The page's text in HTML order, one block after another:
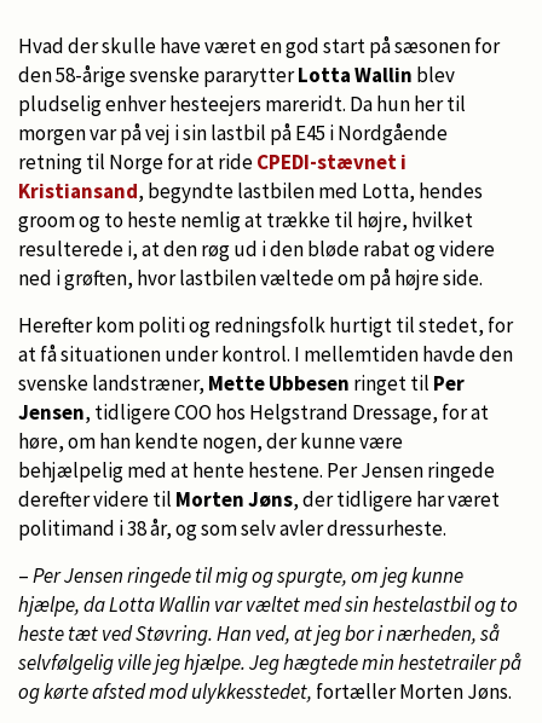
Hvad der skulle have været en god start på sæsonen for
den 58-årige svenske pararytterLotta Wallin blev
pludselig enhver hesteejers mareridt. Da hun her til
morgen var på vej i sin lastbil på E45 i Nordgående
retning til Norge for at rideCPEDI-stævnet i
Kristiansand, begyndte lastbilen med Lotta, hendes
groom og to heste nemlig at trække til højre, hvilket
resulterede i, at den røg ud i den bløde rabat og videre
ned i grøften, hvor lastbilen væltede om på højre side.
Herefter kom politi og redningsfolk hurtigt til stedet, for
at få situationen under kontrol. I mellemtiden havde den
svenske landstræner, Mette Ubbesen ringet til Per
Jensen, tidligere COO hos Helgstrand Dressage, for at
høre, om han kendte nogen, der kunne være
behjælpelig med at hente hestene. Per Jensen ringede
derefter videre til Morten Jøns, der tidligere har været
politimand i 38 år, og som selv avler dressurheste.
–Per Jensen ringede til mig og spurgte, om jeg kunne
hjælpe, da Lotta Wallin var væltet med sin hestelastbil og to
heste tæt ved Støvring. Han ved, at jeg bor i nærheden, så
selvfølgelig ville jeg hjælpe. Jeg hægtede min hestetrailer på
og kørte afsted mod ulykkesstedet, fortæller Morten Jøns.